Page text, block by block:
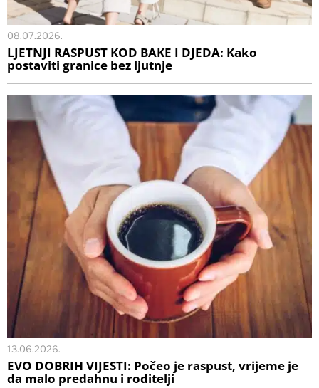
08.07.2026.
LJETNJI RASPUST KOD BAKE I DJEDA: Kako
postaviti granice bez ljutnje
13.06.2026.
EVO DOBRIH VIJESTI: Počeo je raspust, vrijeme je
da malo predahnu i roditelji